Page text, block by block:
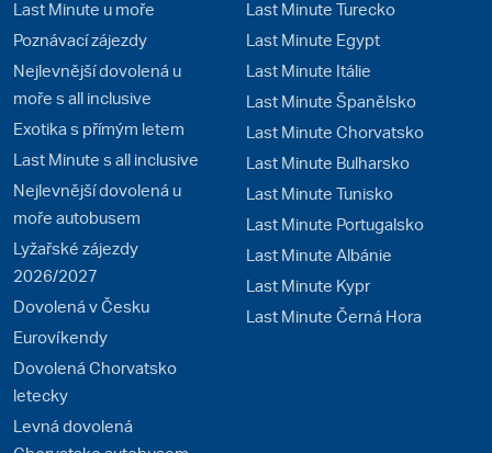
Last Minute u moře
Poznávací zájezdy
Nejlevnější dovolená u
moře s all inclusive
Exotika s přímým letem
Last Minute s all inclusive
Nejlevnější dovolená u
moře autobusem
Lyžařské zájezdy
2026/2027
Dovolená v Česku
Eurovíkendy
Dovolená Chorvatsko
letecky
Levná dovolená
Last Minute Turecko
Last Minute Egypt
Last Minute Itálie
Last Minute Španělsko
Last Minute Chorvatsko
Last Minute Bulharsko
Last Minute Tunisko
Last Minute Portugalsko
Last Minute Albánie
Last Minute Kypr
Last Minute Černá Hora